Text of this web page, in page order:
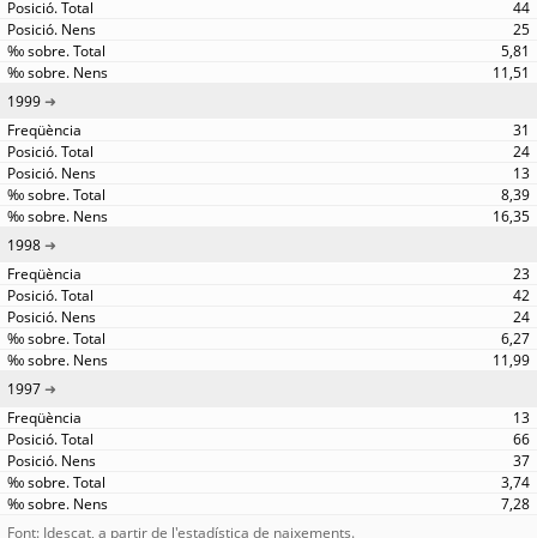
44
25
5,81
11,51
1999
31
24
13
8,39
16,35
1998
23
42
24
6,27
11,99
1997
13
66
37
3,74
7,28
Font: Idescat, a partir de l'estadística de naixements.